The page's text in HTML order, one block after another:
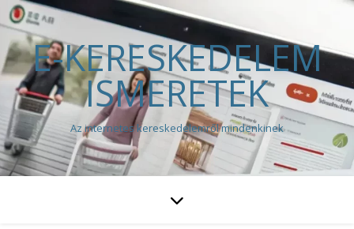
E-KERESKEDELEM
ISMERETEK
Az internetes kereskedelemről mindenkinek